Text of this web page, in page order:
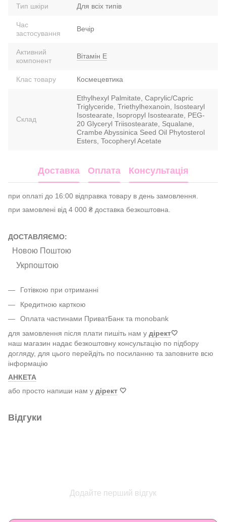
Тип шкіри Для всіх типів
Час
застосування
Вечір
Активний
компонент
Вітамін Е
Клас товару Космецевтика
Склад
Ethylhexyl Palmitate, Caprylic/Capric
Triglyceride, Triethylhexanoin, Isostearyl
Isostearate, Isopropyl Isostearate, PEG-
20 Glyceryl Triisostearate, Squalane,
Crambe Abyssinica Seed Oil Phytosterol
Esters, Tocopheryl Acetate
Доставка Оплата Консультація
при оплаті до 16:00 відправка товару в день замовлення.
при замовлені від 4 000 ₴ доставка безкоштовна.
ДОСТАВЛЯЄМО:
Новою Поштою
Укрпоштою
Готівкою при отриманні
Кредитною карткою
Оплата частинами ПриватБанк та monobank
для замовлення після плати пишіть нам у дірект🤍
наш магазин надає безкоштовну консультацію по підбору
догляду, для цього перейдіть по посиланню та заповните всю
інформацію
АНКЕТА
або просто напиши нам у дірект 🤍
Відгуки
Додайте перший відгук